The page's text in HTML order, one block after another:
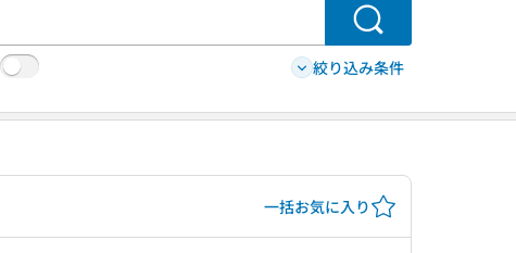
検索
絞り込み条件
一括お気に入り